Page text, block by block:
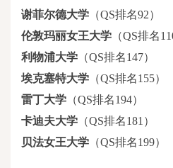
谢菲尔德大学 （QS排名92）
伦敦玛丽女王大学 （QS排名
利物浦大学 （QS排名147）
埃克塞特大学 （QS排名155）
雷丁大学 （QS排名194）
卡迪夫大学 （QS排名181）
贝法女王大学 （QS排名199）